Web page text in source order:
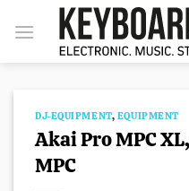
Inhalt
DJ-EQUIPMENT, EQUIPMENT
Akai Pro MPC
MPC